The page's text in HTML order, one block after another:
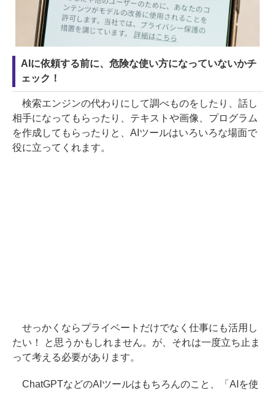
AIに依頼する前に、危険な使い方になっていないかチ
ェック！
検索エンジンの代わりにして調べものをしたり、話し
相手になってもらったり、テキストや画像、プログラム
を作成してもらったりと、AIツールはいろいろな場面で
役に立ってくれます。
せっかくならプライベートだけでなく仕事にも活用し
たい！ と思うかもしれません。が、それは一度立ち止ま
って考える必要があります。
ChatGPTなどのAIツールはもちろんのこと、「AIを使